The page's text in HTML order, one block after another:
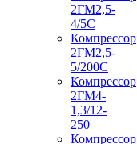
2ГМ2,5-
4/5С
Компрессор
2ГМ2,5-
5/200С
Компрессор
2ГМ4-
1,3/12-
250
Компрессор